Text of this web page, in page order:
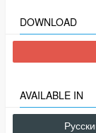
DOWNLOAD
AVAILABLE IN